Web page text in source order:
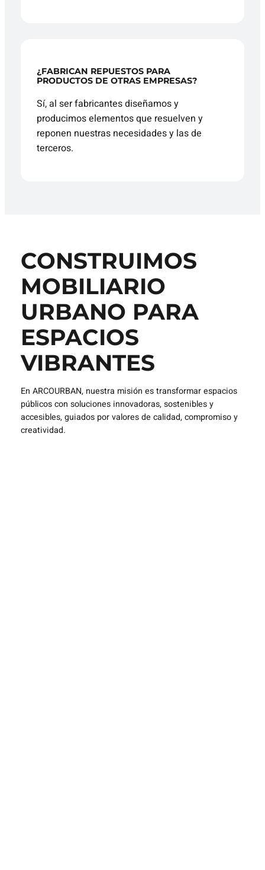
¿FABRICAN REPUESTOS PARA
PRODUCTOS DE OTRAS EMPRESAS?
Sí, al ser fabricantes diseñamos y
producimos elementos que resuelven y
reponen nuestras necesidades y las de
terceros.
CONSTRUIMOS
MOBILIARIO
URBANO PARA
ESPACIOS
VIBRANTES
En ARCOURBAN, nuestra misión es transformar espacios
públicos con soluciones innovadoras, sostenibles y
accesibles, guiados por valores de calidad, compromiso y
creatividad.